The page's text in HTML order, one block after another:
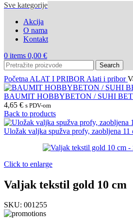
Sve kategorije
Akcija
O nama
Kontakt
0 items 0,00 €
Search
Početna ALAT I PRIBOR Alati i pribor
BAUMIT HOBBYBETON / SUHI
4,65 € s PDV-om
Back to products
Uložak valjka spužva profy, zaobljena 11
Click to enlarge
Valjak tekstil gold 10 cm
SKU: 001255